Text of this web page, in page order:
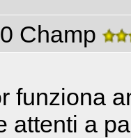
Champ
funziona
attenti a